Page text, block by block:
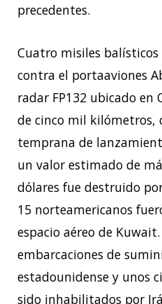
precedentes.
Cuatro misiles
contra el portaaviones
radar FP132 ubicado en
de cinco mil kilómetros,
temprana de
un valor estimado de
dólares fue destruido
15 norteamericanos
espacio aéreo de
embarcaciones de
estadounidense y unos
sido inhabilitados por